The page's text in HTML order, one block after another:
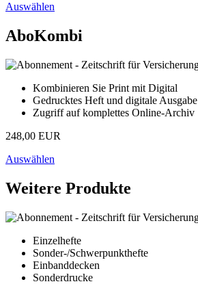
Auswählen
AboKombi
Kombinieren Sie Print mit Digital
Gedrucktes Heft und digitale Ausgabe
Zugriff auf komplettes Online-Archiv
248,00 EUR
Auswählen
Weitere Produkte
Einzelhefte
Sonder-/Schwerpunkthefte
Einbanddecken
Sonderdrucke